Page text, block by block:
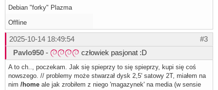
Debian "forky" Plazma
Offline
#3
2025-10-14 18:49:54
Pavlo950 - człowiek pasjonat :D
A to ch.., poczekam. Jak się spieprzy to się spieprzy, kupi się coś
nowszego. // problemy może stwarzał dysk 2,5' satowy 2T, miałem na
nim /home ale jak zrobiłem z niego 'magazynek' na media (w sensie